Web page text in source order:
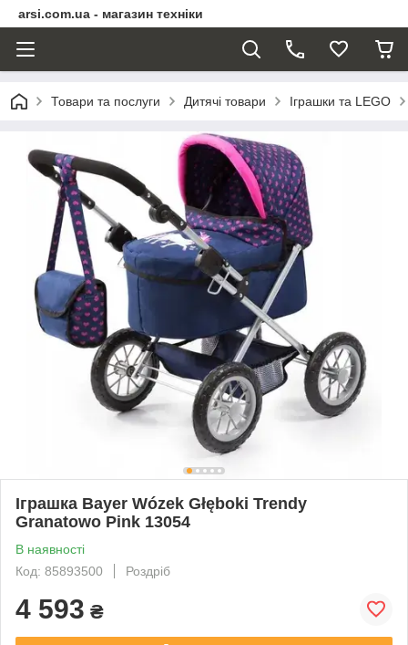
arsi.com.ua - магазин техніки
Товари та послуги Дитячі товари Іграшки та LEGO
Іграшка Bayer Wózek Głęboki Trendy
Granatowo Pink 13054
В наявності
Код: 85893500
Роздріб
4 593 ₴